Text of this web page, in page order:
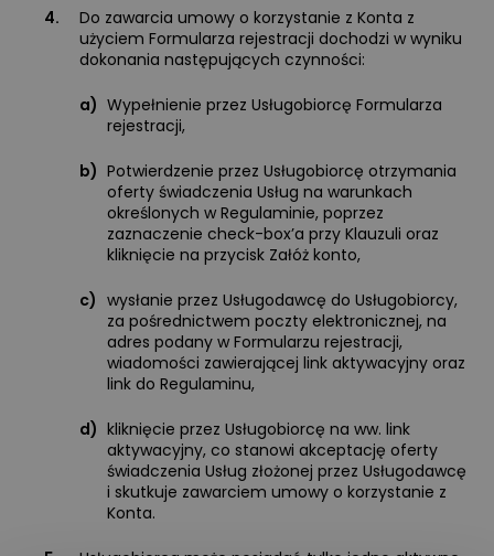
4.
Do zawarcia umowy o korzystanie z Konta z
użyciem Formularza rejestracji dochodzi w wyniku
dokonania następujących czynności:
a) Wypełnienie przez Usługobiorcę Formularza
rejestracji,
b) Potwierdzenie przez Usługobiorcę otrzymania
oferty świadczenia Usług na warunkach
określonych w Regulaminie, poprzez
zaznaczenie check-box’a przy Klauzuli oraz
kliknięcie na przycisk Załóż konto,
c) wysłanie przez Usługodawcę do Usługobiorcy,
za pośrednictwem poczty elektronicznej, na
adres podany w Formularzu rejestracji,
wiadomości zawierającej link aktywacyjny oraz
link do Regulaminu,
d) kliknięcie przez Usługobiorcę na ww. link
aktywacyjny, co stanowi akceptację oferty
świadczenia Usług złożonej przez Usługodawcę
i skutkuje zawarciem umowy o korzystanie z
Konta.